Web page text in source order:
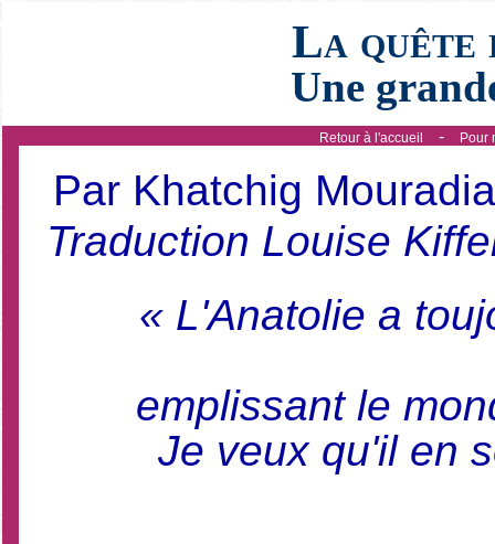
La quête
Une
Retour à l'accueil - Pour
Par Khatchig
Traduction Louise
« L'Anatolie a
emplissant le
Je veux qu'il en